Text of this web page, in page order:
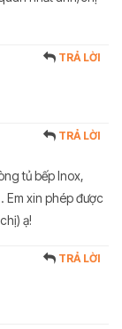
TRẢ LỜI
TRẢ LỜI
tủ bếp Inox,
Em xin phép được
ạ!
TRẢ LỜI